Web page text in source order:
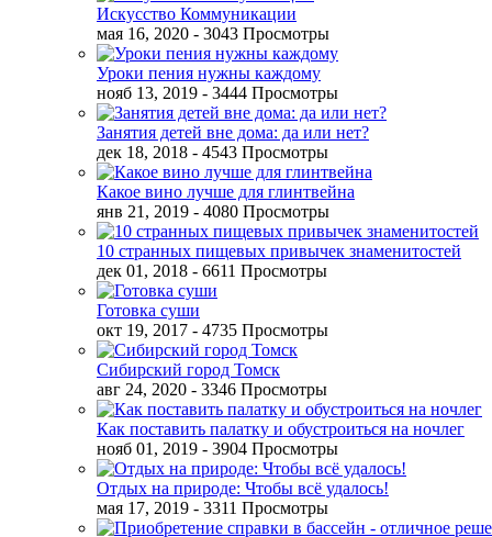
Искусство Коммуникации
мая 16, 2020 - 3043 Просмотры
Уроки пения нужны каждому
нояб 13, 2019 - 3444 Просмотры
Занятия детей вне дома: да или нет?
дек 18, 2018 - 4543 Просмотры
Какое вино лучше для глинтвейна
янв 21, 2019 - 4080 Просмотры
10 странных пищевых привычек знаменитостей
дек 01, 2018 - 6611 Просмотры
Готовка суши
окт 19, 2017 - 4735 Просмотры
Сибирский город Томск
авг 24, 2020 - 3346 Просмотры
Как поставить палатку и обустроиться на ночлег
нояб 01, 2019 - 3904 Просмотры
Отдых на природе: Чтобы всё удалось!
мая 17, 2019 - 3311 Просмотры